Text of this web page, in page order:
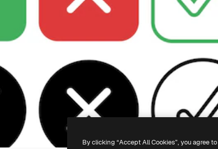
By clicking “Accept All Cookies”, you agree